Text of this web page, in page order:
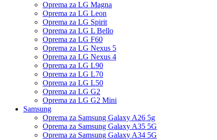
Oprema za LG Magna
Oprema za LG Leon
Oprema za LG Spirit
Oprema za LG L Bello
Oprema za LG F60
Oprema za LG Nexus 5
Oprema za LG Nexus 4
Oprema za LG L90
Oprema za LG L70
Oprema za LG L50
Oprema za LG G2
Oprema za LG G2 Mini
Samsung
Oprema za Samsung Galaxy A26 5g
Oprema za Samsung Galaxy A35 5G
Oprema za Samsung Galaxy A34 5G